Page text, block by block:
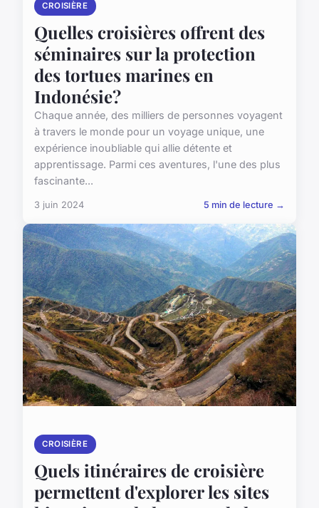
CROISIÈRE
Quelles croisières offrent des
séminaires sur la protection
des tortues marines en
Indonésie?
Chaque année, des milliers de personnes voyagent
à travers le monde pour un voyage unique, une
expérience inoubliable qui allie détente et
apprentissage. Parmi ces aventures, l'une des plus
fascinante...
3 juin 2024 5 min de lecture →
CROISIÈRE
Quels itinéraires de croisière
permettent d'explorer les sites